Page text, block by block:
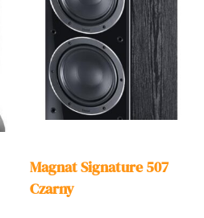
Magnat Signature 507
Czarny